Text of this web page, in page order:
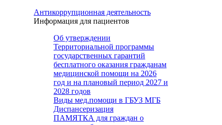
Антикоррупционная деятельность
Информация для пациентов
Об утверждении
Территориальной программы
государственных гарантий
бесплатного оказания гражданам
медицинской помощи на 2026
год и на плановый период 2027 и
2028 годов
Виды мед.помощи в ГБУЗ МГБ
Диспансеризация
ПАМЯТКА для граждан о